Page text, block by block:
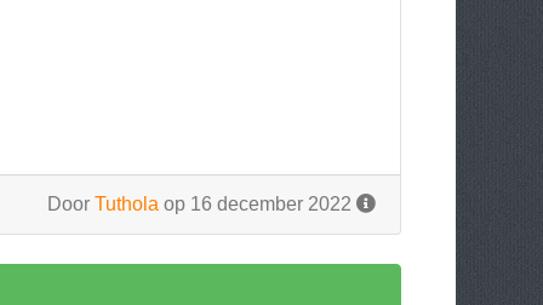
Door Tuthola op 16 december 2022